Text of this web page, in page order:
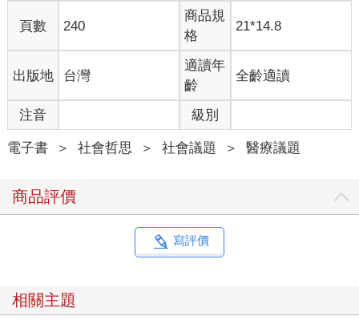
頁數 240
商品規
格
21*14.8
出版地 台灣
適讀年
齡
全齡適讀
注音 級別
電子書 ＞ 社會哲思 ＞ 社會議題 ＞ 醫療議題
商品評價
寫評價
相關主題